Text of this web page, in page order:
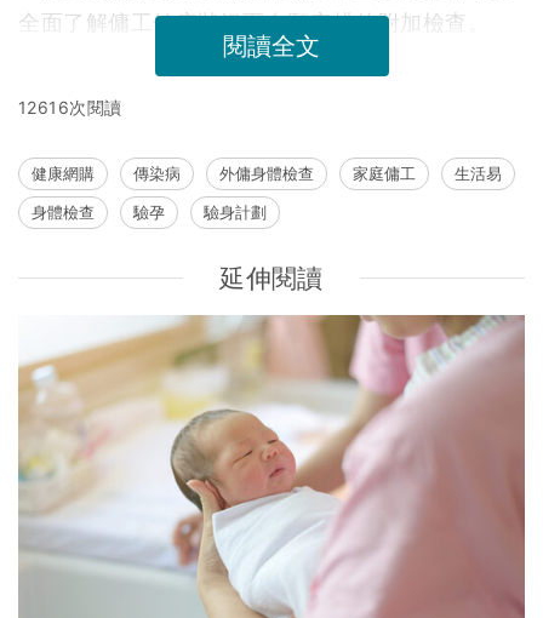
全面了解傭工健康狀況而自願安排的附加檢查。
閱讀全文
12616次閱讀
健康網購 傳染病 外傭身體檢查 家庭傭工
生活易
身體檢查
驗孕 驗身計劃
延伸閱讀